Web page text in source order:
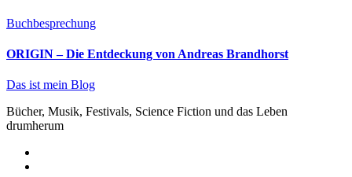
Buchbesprechung
ORIGIN – Die Entdeckung von Andreas Brandhorst
Das ist mein Blog
Bücher, Musik, Festivals, Science Fiction und das Leben
drumherum